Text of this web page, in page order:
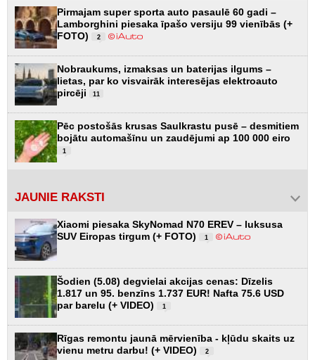
Pirmajam super sporta auto pasaulē 60 gadi –
Lamborghini piesaka īpašo versiju 99 vienībās (+
FOTO)
2
Nobraukums, izmaksas un baterijas ilgums –
lietas, par ko visvairāk interesējas elektroauto
pircēji
11
Pēc postošās krusas Saulkrastu pusē – desmitiem
bojātu automašīnu un zaudējumi ap 100 000 eiro
1
JAUNIE RAKSTI
Xiaomi piesaka SkyNomad N70 EREV – luksusa
SUV Eiropas tirgum (+ FOTO)
1
Šodien (5.08) degvielai akcijas cenas: Dīzelis
1.817 un 95. benzīns 1.737 EUR! Nafta 75.6 USD
par barelu (+ VIDEO)
1
Rīgas remontu jaunā mērvienība - kļūdu skaits uz
vienu metru darbu! (+ VIDEO)
2